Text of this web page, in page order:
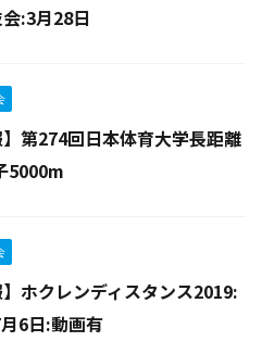
:3月28日
】第274回日本体育大学長距離
5000m
】ホクレンディスタンス2019:
6日:動画有